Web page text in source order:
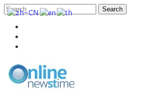
Search